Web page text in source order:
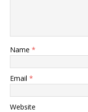
Name *
Email *
Website